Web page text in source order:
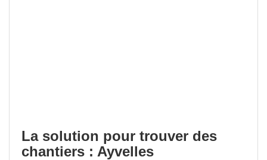
La solution pour trouver des
chantiers : Ayvelles